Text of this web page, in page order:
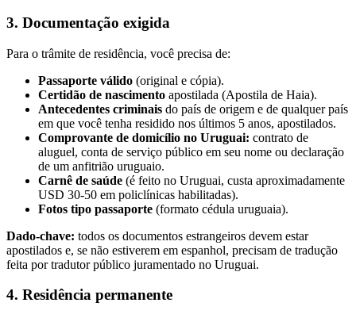
3. Documentação exigida
Para o trâmite de residência, você precisa de:
Passaporte válido (original e cópia).
Certidão de nascimento apostilada (Apostila de Haia).
Antecedentes criminais do país de origem e de qualquer país
em que você tenha residido nos últimos 5 anos, apostilados.
Comprovante de domicílio no Uruguai: contrato de
aluguel, conta de serviço público em seu nome ou declaração
de um anfitrião uruguaio.
Carnê de saúde (é feito no Uruguai, custa aproximadamente
USD 30-50 em policlínicas habilitadas).
Fotos tipo passaporte (formato cédula uruguaia).
Dado-chave: todos os documentos estrangeiros devem estar
apostilados e, se não estiverem em espanhol, precisam de tradução
feita por tradutor público juramentado no Uruguai.
4. Residência permanente